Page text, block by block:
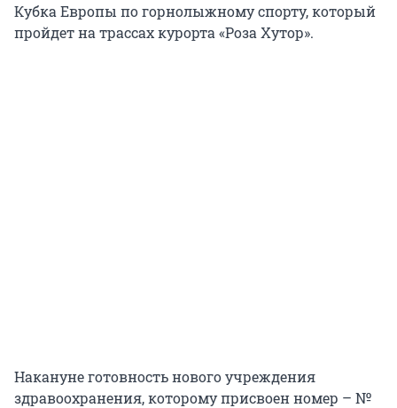
Кубка Европы по горнолыжному спорту, который
пройдет на трассах курорта «Роза Хутор».
Накануне готовность нового учреждения
здравоохранения, которому присвоен номер – №